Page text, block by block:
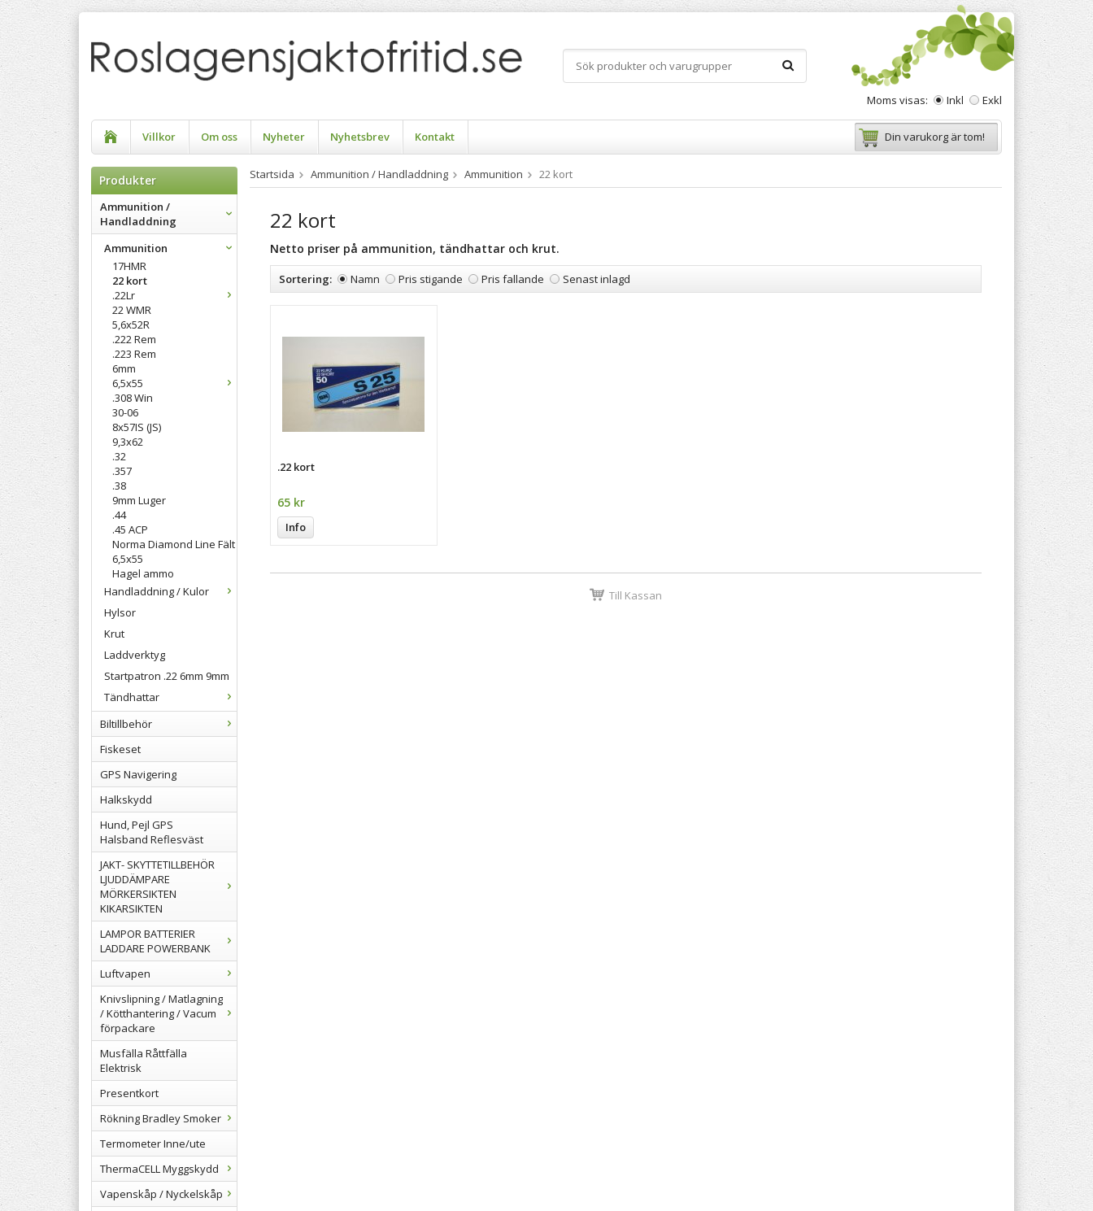
Moms visas: Inkl Exkl
Villkor Om oss Nyheter Nyhetsbrev Kontakt Din varukorg är tom!
Produkter
Ammunition /
Handladdning
Ammunition
17HMR
22 kort
.22Lr
22 WMR
5,6x52R
.222 Rem
.223 Rem
6mm
6,5x55
.308 Win
30-06
8x57IS (JS)
9,3x62
.32
.357
.38
9mm Luger
.44
.45 ACP
Norma Diamond Line Fält
6,5x55
Hagel ammo
Handladdning / Kulor
Hylsor
Krut
Laddverktyg
Startpatron .22 6mm 9mm
Tändhattar
Biltillbehör
Fiskeset
GPS Navigering
Halkskydd
Hund, Pejl GPS
Halsband Reflesväst
JAKT- SKYTTETILLBEHÖR
LJUDDÄMPARE
MÖRKERSIKTEN
KIKARSIKTEN
LAMPOR BATTERIER
LADDARE POWERBANK
Luftvapen
Knivslipning / Matlagning
/ Kötthantering / Vacum
förpackare
Musfälla Råttfälla
Elektrisk
Presentkort
Rökning Bradley Smoker
Termometer Inne/ute
ThermaCELL Myggskydd
Vapenskåp / Nyckelskåp
Startsida Ammunition / Handladdning Ammunition 22 kort
22 kort
Netto priser på ammunition, tändhattar och krut.
Sortering: Namn Pris stigande Pris fallande Senast inlagd
.22 kort
65 kr
Info
Till Kassan